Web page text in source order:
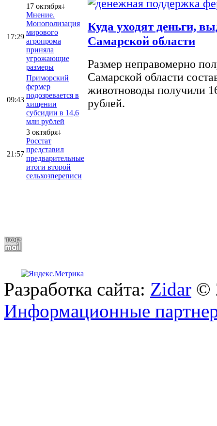
17:29
17 октября↓
Мнение.
Монополизация
мирового
агропрома
приняла
угрожающие
размеры
09:43
Приморский
фермер
подозревается в
хищении
субсидии в 14,6
млн рублей
21:57
3 октября↓
Росстат
представил
предварительные
итоги второй
сельхозпереписи
Куда уходят деньги,
Самарской области
Размер неправомерно
Самарской области
животноводы получили
рублей.
Разработка сайта: Zidar ©
Информационные